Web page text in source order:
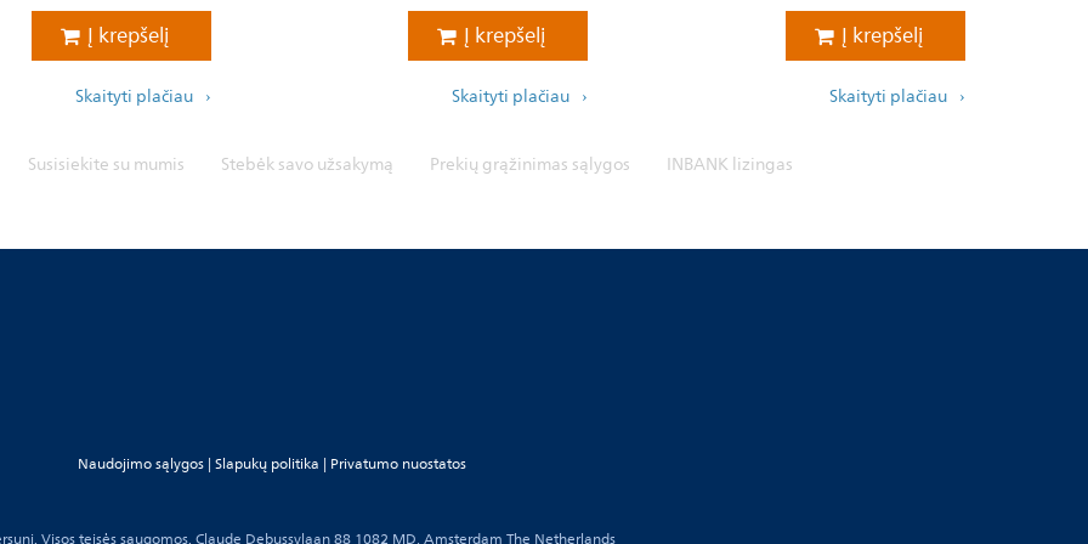
Į krepšelį
Skaityti plačiau
Į krepšelį
Skaityti plačiau
Į krepšelį
Skaityti plačiau
Susisiekite su mumis Stebėk savo užsakymą Prekių grąžinimas sąlygos INBANK lizingas
Naudojimo sąlygos|Slapukų politika | Privatumo nuostatos